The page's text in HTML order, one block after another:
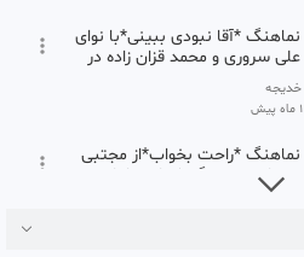
نماهنگ *آقا نبودی ببینی*با نوای
علی سروری و محمد قزان زاده در
سوگ شهادت امام خامنه ای
خدیجه
1 ماه پیش
نماهنگ *راحت بخواب*از مجتبی
رمضانی در سوگ شهادت امام
خامنه ای